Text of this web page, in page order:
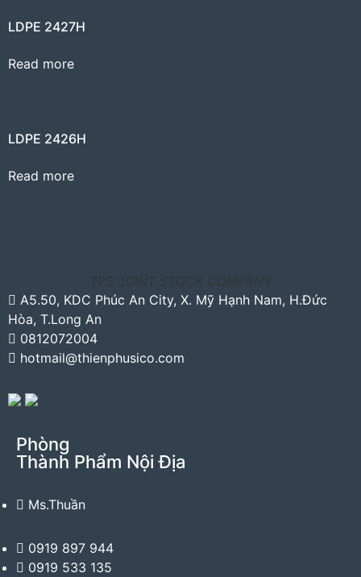
LDPE 2427H
Read more
LDPE 2426H
Read more
TPS JOINT STOCK COMPANY
A5.50, KDC Phúc An City, X. Mỹ Hạnh Nam, H.Đức
Hòa, T.Long An
0812072004
hotmail@thienphusico.com
Phòng
Thành Phẩm Nội Địa
Ms.Thuần
0919 897 944
0919 533 135